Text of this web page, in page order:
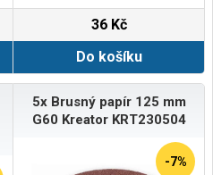
36 Kč
Do košíku
5x Brusný papír 125 mm
G60 Kreator KRT230504
-7%